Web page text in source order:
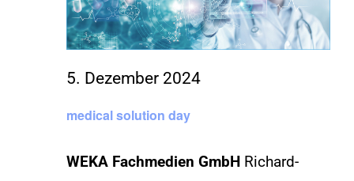
medical solution day
5. Dezember 2024
WEKA Fachmedien GmbH Richard-